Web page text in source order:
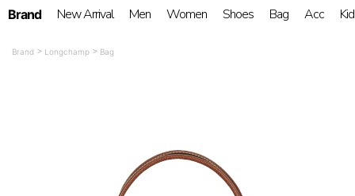
Brand New Arrival Men Women Shoes Bag Acc
Brand Longchamp Bag